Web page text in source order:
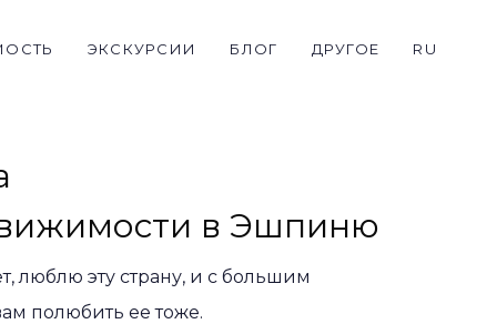
ЭКСКУРСИИ БЛОГ ДРУГОЕ RU
в Эшпиню
люблю эту страну, и с большим
полюбить ее тоже.